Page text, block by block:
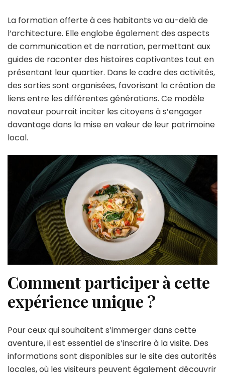
La formation offerte à ces habitants va au-delà de
l’architecture. Elle englobe également des aspects
de communication et de narration, permettant aux
guides de raconter des histoires captivantes tout en
présentant leur quartier. Dans le cadre des activités,
des sorties sont organisées, favorisant la création de
liens entre les différentes générations. Ce modèle
novateur pourrait inciter les citoyens à s’engager
davantage dans la mise en valeur de leur patrimoine
local.
Comment participer à cette
expérience unique ?
Pour ceux qui souhaitent s’immerger dans cette
aventure, il est essentiel de s’inscrire à la visite. Des
informations sont disponibles sur le site des autorités
locales, où les visiteurs peuvent également découvrir